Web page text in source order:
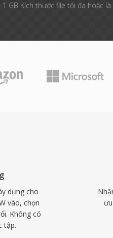
1 GB Kích thước file tối đa hoặc là
dựng cho
vào, chọn
Không có
tập.